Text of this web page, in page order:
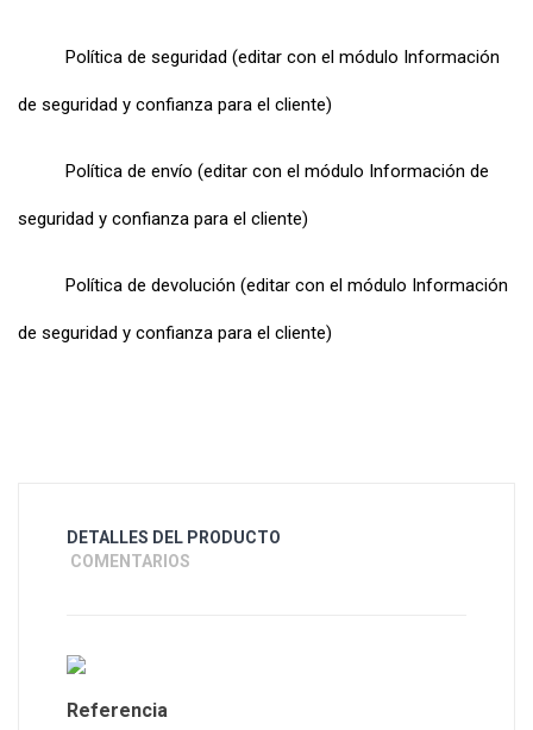
Política de seguridad (editar con el módulo Información
de seguridad y confianza para el cliente)
Política de envío (editar con el módulo Información de
seguridad y confianza para el cliente)
Política de devolución (editar con el módulo Información
de seguridad y confianza para el cliente)
DETALLES DEL PRODUCTO
COMENTARIOS
Referencia